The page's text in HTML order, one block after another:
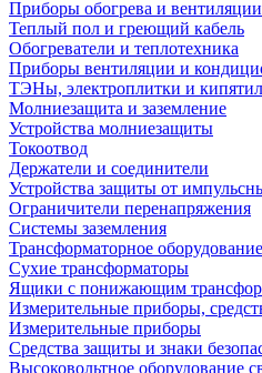
Приборы обогрева и вентиляции
Теплый пол и греющий кабель
Обогреватели и теплотехника
Приборы вентиляции и
ТЭНы, электроплитки и
Молниезащита и заземление
Устройства молниезащиты
Токоотвод
Держатели и соединители
Устройства защиты от
Ограничители перенапряжения
Системы заземления
Трансформаторное оборудование
Сухие трансформаторы
Ящики с понижающим
Измерительные приборы,
Измерительные приборы
Средства защиты и знаки
Высоковольтное